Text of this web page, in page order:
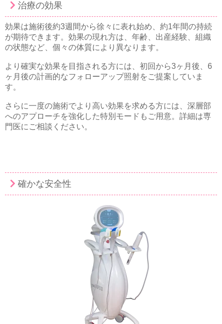
治療の効果
効果は施術後約3週間から徐々に表れ始め、約1年間の持続
が期待できます。効果の現れ方は、年齢、出産経験、組織
の状態など、個々の体質により異なります。
より確実な効果を目指される方には、初回から3ヶ月後、6
ヶ月後の計画的なフォローアップ照射をご提案していま
す。
さらに一度の施術でより高い効果を求める方には、深層部
へのアプローチを強化した特別モードもご用意。詳細は専
門医にご相談ください。
確かな安全性